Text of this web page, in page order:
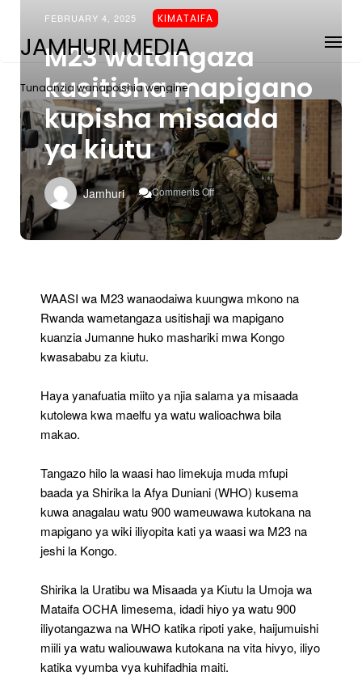
JAMHURI MEDIA
Tunaanzia wanapoishia wengine
FEBRUARY 4, 2025 KIMATAIFA
M23 watangaza
kusitisha mapigano
kupisha misaada
ya kiutu
Jamhuri Comments Off
On
M23
Watangaza
Kusitisha
Kiutu
WAASI wa M23 wanaodaiwa kuungwa mkono na
Rwanda wametangaza usitishaji wa mapigano
kuanzia Jumanne huko mashariki mwa Kongo
kwasababu za kiutu.
Haya yanafuatia miito ya njia salama ya misaada
kutolewa kwa maelfu ya watu walioachwa bila
makao.
Tangazo hilo la waasi hao limekuja muda mfupi
baada ya Shirika la Afya Duniani (WHO) kusema
kuwa anagalau watu 900 wameuwawa kutokana na
mapigano ya wiki iliyopita kati ya waasi wa M23 na
jeshi la Kongo.
Shirika la Uratibu wa Misaada ya Kiutu la Umoja wa
Mataifa OCHA limesema, idadi hiyo ya watu 900
iliyotangazwa na WHO katika ripoti yake, haijumuishi
miili ya watu waliouwawa kutokana na vita hivyo, iliyo
katika vyumba vya kuhifadhia maiti.